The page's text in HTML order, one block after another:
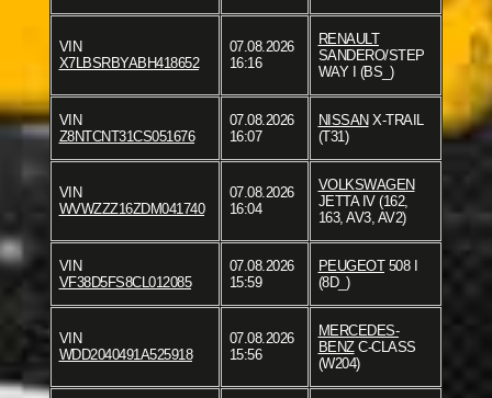
VIN
X7LBSRBYABH418652
07.08.2026
16:16
RENAULT
SANDERO/STEP
WAY I (BS_)
VIN
Z8NTCNT31CS051676
07.08.2026
16:07
NISSAN X-TRAIL
(T31)
VIN
WVWZZZ16ZDM041740
07.08.2026
16:04
VOLKSWAGEN
JETTA IV (162,
163, AV3, AV2)
VIN
VF38D5FS8CL012085
07.08.2026
15:59
PEUGEOT508 I
(8D_)
VIN
WDD2040491A525918
07.08.2026
15:56
MERCEDES-
BENZC-CLASS
(W204)